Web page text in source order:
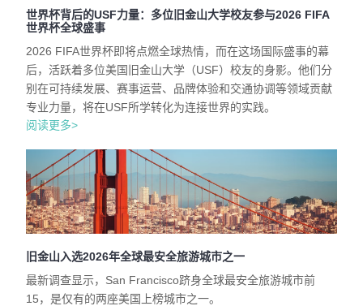
世界杯背后的USF力量：多位旧金山大学校友参与2026 FIFA
世界杯全球盛事
2026 FIFA世界杯即将点燃全球热情，而在这场国际盛事的幕
后，活跃着多位美国旧金山大学（USF）校友的身影。他们分
别在可持续发展、赛事运营、品牌体验和交通协调等领域贡献
专业力量，将在USF所学转化为连接世界的实践。
阅读更多>
旧金山入选2026年全球最安全旅游城市之一
最新调查显示，San Francisco跻身全球最安全旅游城市前
15，是仅有的两座美国上榜城市之一。